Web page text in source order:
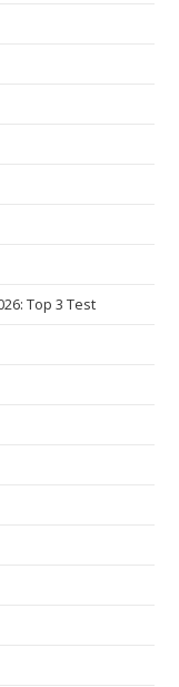
Top 3 Test